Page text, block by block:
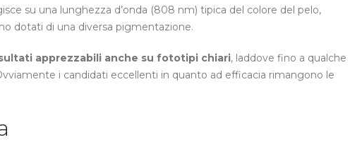
su una lunghezza d’onda (808 nm) tipica del colore del pelo,
dotati di una diversa pigmentazione.
apprezzabili anche su fototipi chiari, laddove fino a qualche
i candidati eccellenti in quanto ad efficacia rimangono le